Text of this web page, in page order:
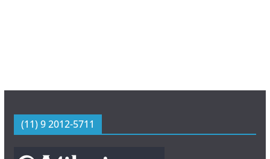
(11) 9 2012-5711